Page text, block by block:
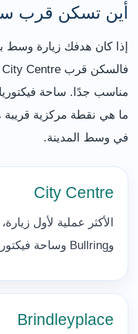
أين تسكن قرب
إذا كان هدفك زيارة وسط
مناسب جدًا. ساحة
ما هي نقطة مركزية
في وسط المدينة.
City Centre
وBullring وساحة فيكتوريا والمطاعم.
Brindleyplace